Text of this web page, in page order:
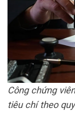
Công chứng
tiêu chí theo